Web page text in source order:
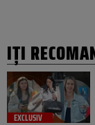
IȚI
EXCLUSIV